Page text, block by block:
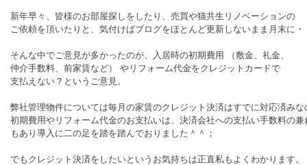
新年早々、皆様のお部屋探しをしたり、売買や猫共生リノベーションの
ご依頼を頂いたりと、気付けばブログをほとんど更新しないまま月末に・
そんな中でご意見が多かったのが、入居時の初期費用 （敷金、礼金、
仲介手数料、前家賃など） やリフォーム代金をクレジットカードで
支払えない？というご意見。
弊社管理物件については毎月の家賃のクレジット決済はすでに対応済みな
初期費用やリフォーム代金のお支払いは、決済会社への支払い手数料の兼
もあり導入に二の足を踏を踏んでおりました＾＾；
でもクレジット決済をしたいというお気持ちは正直私もよくわかります。